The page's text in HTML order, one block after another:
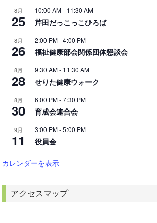
8月
25
10:00 AM- 11:30 AM
芹田だっこっこひろば
8月
26
2:00 PM-4:00 PM
福祉健康部会関係団体懇談会
8月
28
9:30 AM- 11:30 AM
せりた健康ウォーク
8月
30
6:00 PM-7:30 PM
育成会連合会
9月
11
3:00 PM-5:00 PM
役員会
カレンダーを表示
アクセスマップ